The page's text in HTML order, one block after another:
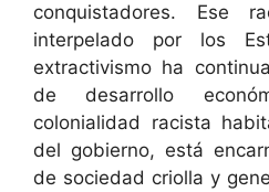
conquistadores. Ese
interpelado por los
extractivismo ha
de desarrollo
colonialidad racista
del gobierno, está
de sociedad criolla y